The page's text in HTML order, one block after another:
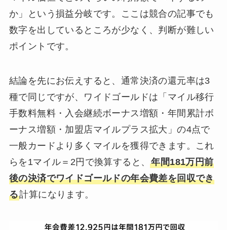
か」という損益分岐です。ここは競合の記事でも
数字を出しているところが少なく、判断が難しい
ポイントです。
結論を先にお伝えすると、通常決済の還元率は3
種で同じですが、ワイドゴールドは「マイル移行
手数料無料・入会継続ボーナス増額・年間累計ボ
ーナス増額・加盟店マイルプラス拡大」の4点で
一般カードより多くマイルを獲得できます。これ
らを1マイル＝2円で換算すると、年間181万円前
後の決済でワイドゴールドの年会費差を回収でき
る計算になります。